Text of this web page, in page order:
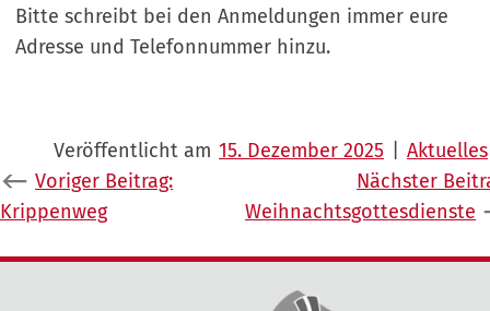
Bitte schreibt bei den Anmeldungen immer eure
Adresse und Telefonnummer hinzu.
Veröffentlicht am 15. Dezember 2025 Aktuelles
Beitragsnavigation
Voriger Beitrag:
Krippenweg
Nächster
Weihnachtsgottesdienste